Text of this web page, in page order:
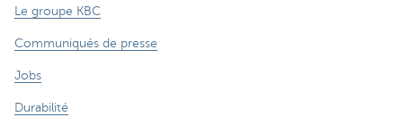
Le groupe KBC
Communiqués de presse
Jobs
Durabilité